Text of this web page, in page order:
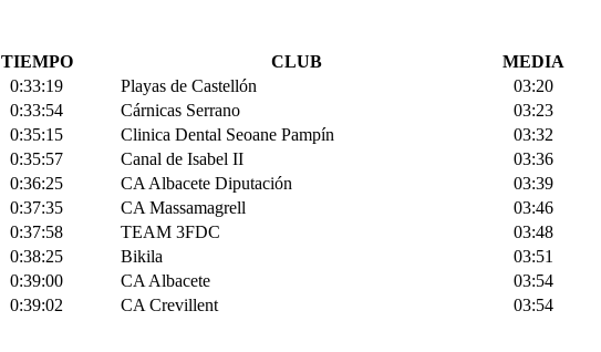
TIEMPO CLUB
MEDIA
0:33:19 Playas de Castellón
03:20
0:33:54 Cárnicas Serrano
03:23
0:35:15 Clinica Dental Seoane Pampín
03:32
0:35:57 Canal de Isabel II
03:36
0:36:25 CA Albacete Diputación
03:39
0:37:35 CA Massamagrell
03:46
0:37:58 TEAM 3FDC
03:48
0:38:25 Bikila
03:51
0:39:00 CA Albacete
03:54
0:39:02 CA Crevillent 03:54